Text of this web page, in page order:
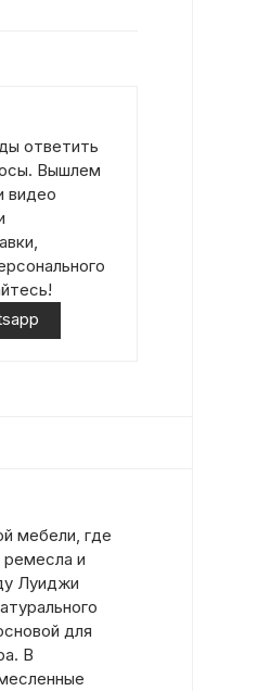
ответить
Вышлем
видео
мебели, где
и
Луиджи
для
В